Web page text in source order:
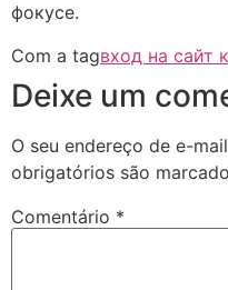
фокусе.
Com a tagвход на сайт
Deixe um
O seu endereço de e-
obrigatórios são
Comentário *